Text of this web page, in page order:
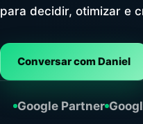
para decidir, otimizar e
Conversar com Daniel
Google Partner